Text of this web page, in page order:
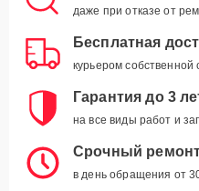
даже при отказе от
Бесплатная
курьером собственной
Гарантия до 3
на все виды работ и
Срочный
в день обращения от